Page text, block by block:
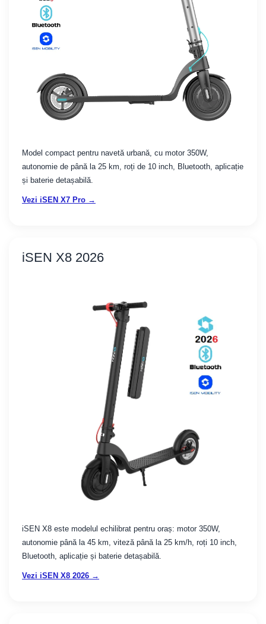
Model compact pentru navetă urbană, cu motor 350W,
autonomie de până la 25 km, roți de 10 inch, Bluetooth, aplicație
și baterie detașabilă.
Vezi iSEN X7 Pro →
iSEN X8 2026
iSEN X8 este modelul echilibrat pentru oraș: motor 350W,
autonomie până la 45 km, viteză până la 25 km/h, roți 10 inch,
Bluetooth, aplicație și baterie detașabilă.
Vezi iSEN X8 2026 →